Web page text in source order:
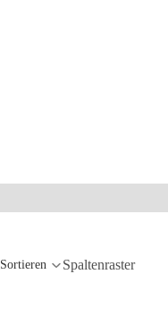
Sortieren Spaltenraster